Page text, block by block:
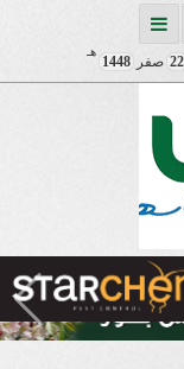
22 صفر 1448
هـ